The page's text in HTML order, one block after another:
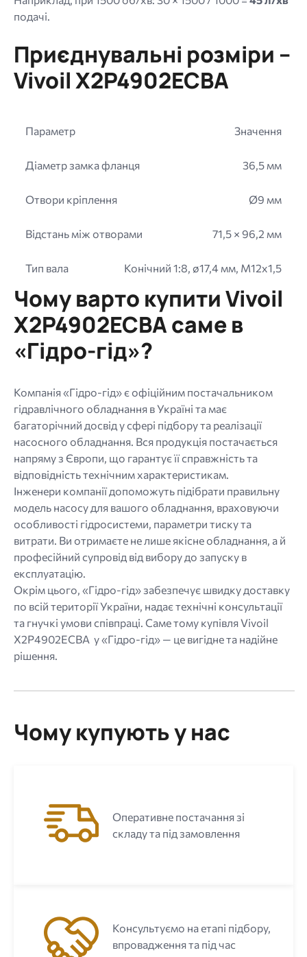
подачі.
Приєднувальні розміри –
Vivoil X2P4902ECBA
Параметр Значення
Діаметр замка фланця 36,5 мм
Отвори кріплення Ø9 мм
Відстань між отворами 71,5 × 96,2 мм
Тип вала Конічний 1:8, ø17,4 мм, M12x1,5
Чому варто купити Vivoil
X2P4902ECBA саме в
«Гідро-гід»?
Компанія «Гідро-гід» є офіційним постачальником
гідравлічного обладнання в Україні та має
багаторічний досвід у сфері підбору та реалізації
насосного обладнання. Вся продукція постачається
напряму з Європи, що гарантує її справжність та
відповідність технічним характеристикам.
Інженери компанії допоможуть підібрати правильну
модель насосу для вашого обладнання, враховуючи
особливості гідросистеми, параметри тиску та
витрати. Ви отримаєте не лише якісне обладнання, а й
професійний супровід від вибору до запуску в
експлуатацію.
Окрім цього, «Гідро-гід» забезпечує швидку доставку
по всій території України, надає технічні консультації
та гнучкі умови співпраці. Саме тому купівля Vivoil
X2P4902ECBA у «Гідро-гід» — це вигідне та надійне
рішення.
Чому купують у нас
Оперативне постачання зі
складу та під замовлення
Консультуємо на етапі підбору,
впровадження та під час